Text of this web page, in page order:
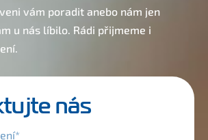
vám poradit anebo nám jen
u nás líbilo. Rádi přijmeme i
nás